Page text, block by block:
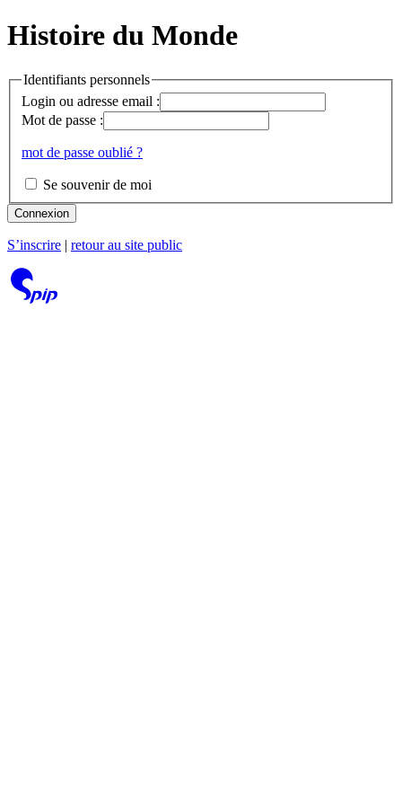
Histoire du Monde
Identifiants personnels
Login ou adresse email :
Mot de passe :
mot de passe oublié ?
Se souvenir de moi
Connexion
S’inscrire retour au site public